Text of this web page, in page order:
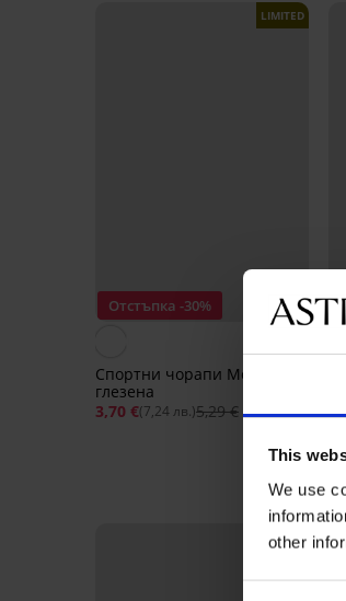
This
We use
other
Отстъпка -30%
LIMITED
Спортни чорапи Morfan до
глезена
3,70 €(7,24 лв.)5,29 €